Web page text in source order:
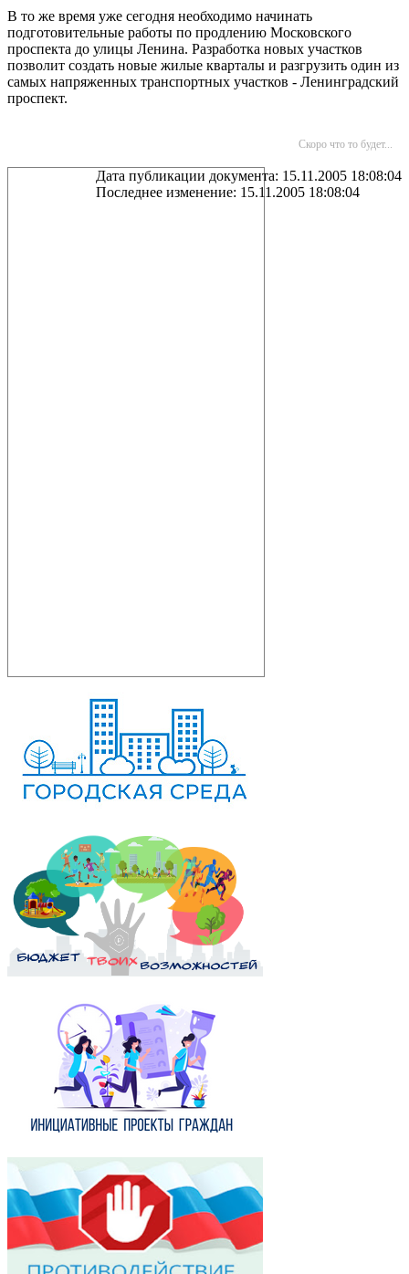
В то же время уже сегодня необходимо начинать
подготовительные работы по продлению Московского
проспекта до улицы Ленина. Разработка новых участков
позволит создать новые жилые кварталы и разгрузить один из
самых напряженных транспортных участков - Ленинградский
проспект.
Скоро что то будет...
Дата публикации документа: 15.11.2005 18:08:04
Последнее изменение: 15.11.2005 18:08:04